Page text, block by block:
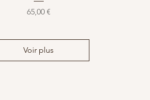
Prix
65,00 €
Voir plus